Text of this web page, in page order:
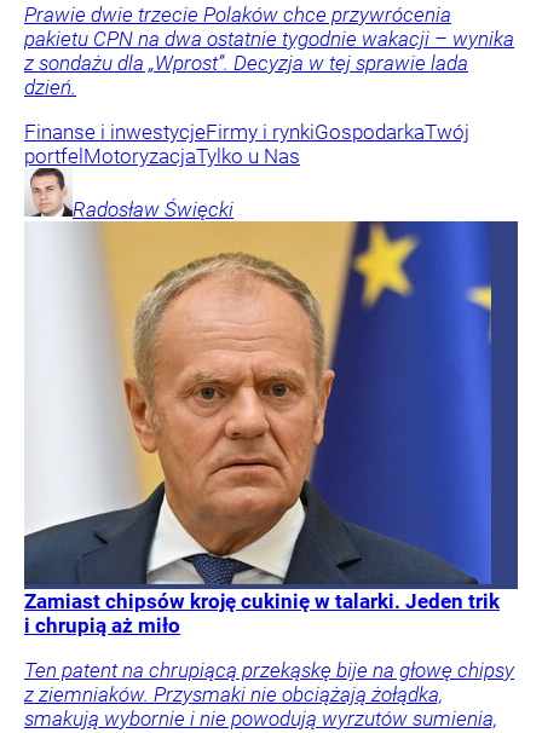
Prawie dwie trzecie Polaków chce przywrócenia
pakietu CPN na dwa ostatnie tygodnie wakacji – wynika
z sondażu dla „Wprost”. Decyzja w tej sprawie lada
dzień.
Finanse i inwestycjeFirmy i rynkiGospodarkaTwój
portfelMotoryzacjaTylko u Nas
Radosław Święcki
Zamiast chipsów kroję cukinię w talarki. Jeden trik
i chrupią aż miło
Ten patent na chrupiącą przekąskę bije na głowę chipsy
z ziemniaków. Przysmaki nie obciążają żołądka,
smakują wybornie i nie powodują wyrzutów sumienia,